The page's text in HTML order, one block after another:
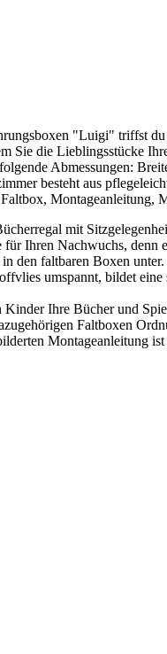
"Luigi" triffst
Sie die Lieblingsstücke
Abmessungen:
besteht aus
Montageanleitung,
mit
Ihren Nachwuchs,
den faltbaren Boxen
umspannt, bildet
Ihre Bücher und
Faltboxen
Montageanleitung